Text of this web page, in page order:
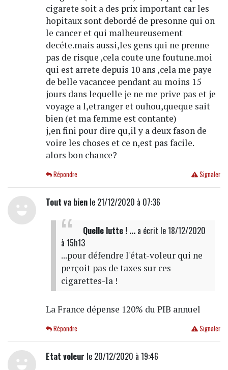
cigarete soit a des prix important car les
hopitaux sont debordé de presonne qui on
le cancer et qui malheureusement
decéte.mais aussi,les gens qui ne prenne
pas de risque ,cela coute une foutune.moi
qui est arrete depuis 10 ans ,cela me paye
de belle vacancee pendant au moins 15
jours dans lequelle je ne me prive pas et je
voyage a l,etranger et ouhou,queque sait
bien (et ma femme est contante)
j,en fini pour dire qu,il y a deux fason de
voire les choses et ce n,est pas facile.
alors bon chance?
Signaler
Répondre
Tout va bienle 21/12/2020 à 07:36
Quelle lutte ! ...a écrit le 18/12/2020
à 15h13
...pour défendre l'état-voleur qui ne
perçoit pas de taxes sur ces
cigarettes-la !
La France dépense 120% du PIB annuel
Signaler
Répondre
Etat voleur le 20/12/2020 à 19:46